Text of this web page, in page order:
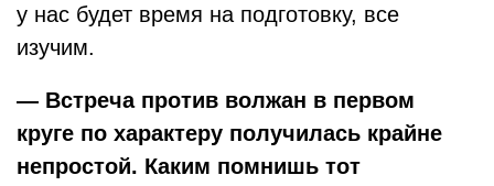
у нас будет время на подготовку, все
изучим.
— Встреча против волжан в первом
круге по характеру получилась крайне
непростой. Каким помнишь тот